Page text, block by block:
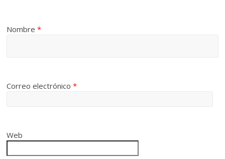
Nombre*
Correo electrónico*
Web